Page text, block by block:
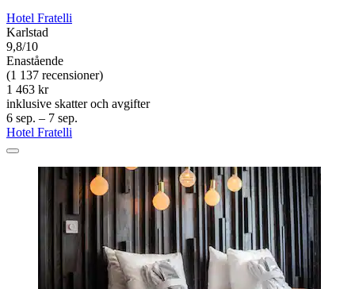
Hotel Fratelli
Karlstad
9,8/10
Enastående
(1 137 recensioner)
1 463 kr
inklusive skatter och avgifter
6 sep. – 7 sep.
Hotel Fratelli